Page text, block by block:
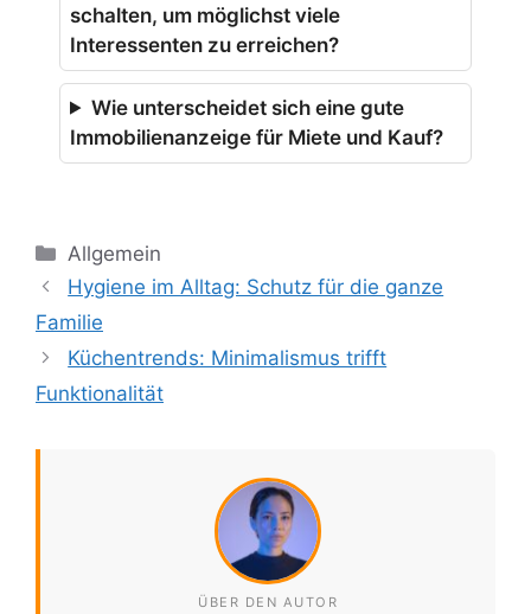
schalten, um möglichst viele
Interessenten zu erreichen?
Wie unterscheidet sich eine gute
Immobilienanzeige für Miete und Kauf?
Kategorien
Allgemein
Hygiene im Alltag: Schutz für die ganze
Familie
Küchentrends: Minimalismus trifft
Funktionalität
ÜBER DEN AUTOR